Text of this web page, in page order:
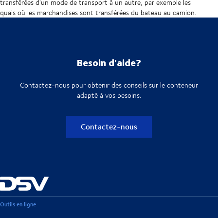
transférées d'un mode de transport à un autre, par exemple les
quais où les marchandises sont transférées du bateau au camion.
Besoin d'aide?
Contactez-nous pour obtenir des conseils sur le conteneur
adapté à vos besoins.
Contactez-nous
Outils en ligne